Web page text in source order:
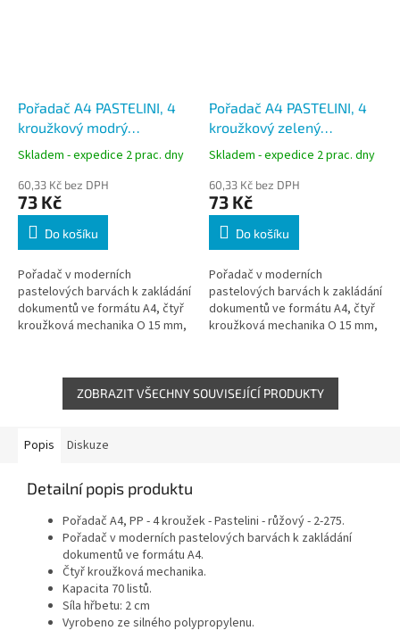
Pořadač A4 PASTELINI, 4
kroužkový modrý
pastelový PP, hřbet 2 cm,
kapacita 70 listů
Skladem - expedice 2 prac. dny
60,33 Kč bez DPH
73 Kč
Do košíku
Pořadač v moderních
pastelových barvách k zakládání
dokumentů ve formátu A4, čtyř
kroužková mechanika O 15 mm,
Pořadač A4 PASTELINI, 4
kroužkový zelený
pastelový PP, hřbet 2 cm,
kapacita 70 listů
Skladem - expedice 2 prac. dny
60,33 Kč bez DPH
73 Kč
Do košíku
Pořadač v moderních
pastelových barvách k zakládání
dokumentů ve formátu A4, čtyř
kroužková mechanika O 15 mm,
ZOBRAZIT VŠECHNY SOUVISEJÍCÍ PRODUKTY
Popis Diskuze
Detailní popis produktu
Pořadač A4, PP - 4 kroužek - Pastelini - růžový - 2-275.
Pořadač v moderních pastelových barvách k zakládání
dokumentů ve formátu A4.
Čtyř kroužková mechanika.
Kapacita 70 listů.
Síla hřbetu: 2 cm
Vyrobeno ze silného polypropylenu.